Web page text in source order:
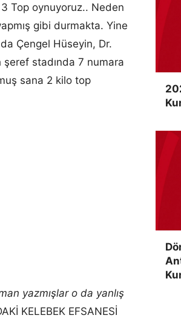
Top oynuyoruz.. Neden
gibi durmakta. Yine
Çengel Hüseyin, Dr.
stadında 7 numara
sana 2 kilo top
yazmışlar o da yanlış
KELEBEK EFSANESİ